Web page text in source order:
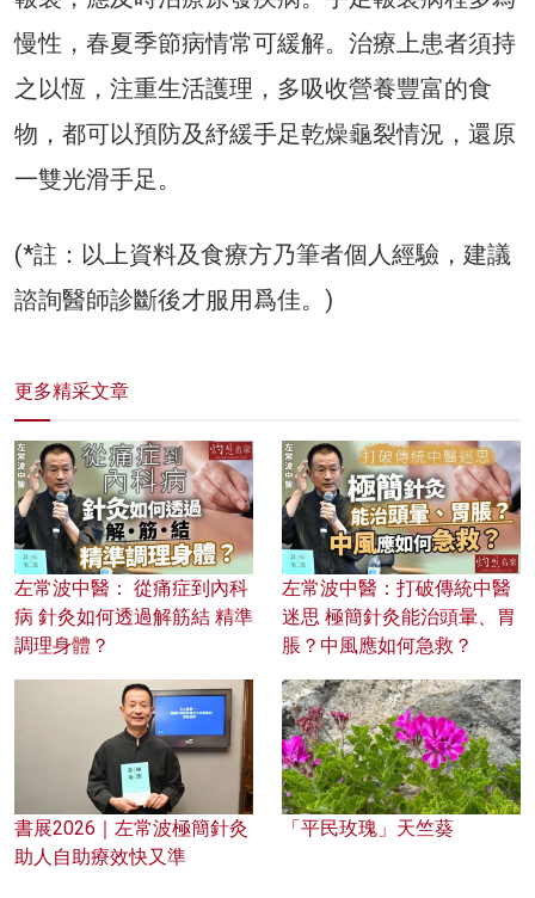
慢性，春夏季節病情常可緩解。治療上患者須持
之以恆，注重生活護理，多吸收營養豐富的食
物，都可以預防及紓緩手足乾燥龜裂情況，還原
一雙光滑手足。
(*註：以上資料及食療方乃筆者個人經驗，建議
諮詢醫師診斷後才服用爲佳。)
更多精采文章
左常波中醫： 從痛症到內科
病 針灸如何透過解筋結 精準
調理身體？
左常波中醫：打破傳統中醫
迷思 極簡針灸能治頭暈、胃
脹？中風應如何急救？
書展2026｜左常波極簡針灸
助人自助療效快又準
「平民玫瑰」天竺葵